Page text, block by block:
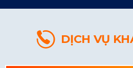
DỊCH VỤ